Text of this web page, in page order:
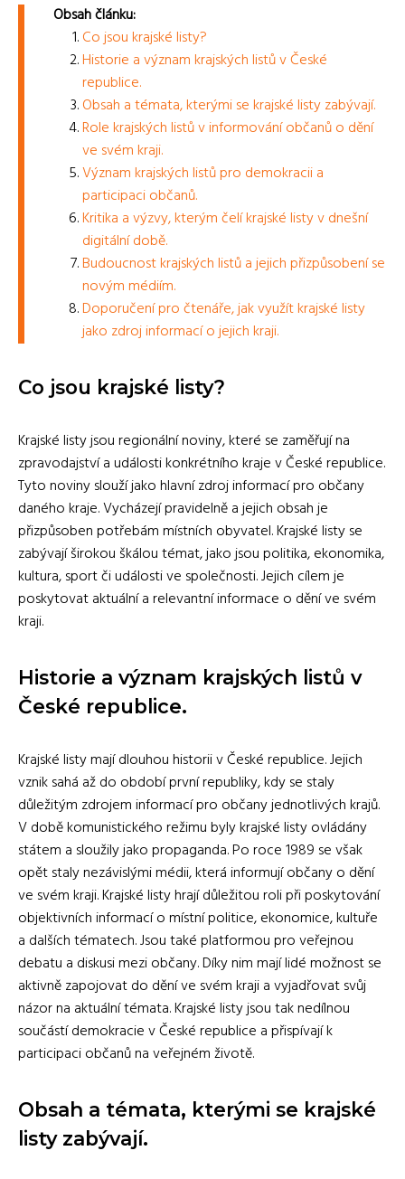
Obsah článku:
Co jsou krajské listy?
Historie a význam krajských listů v České
republice.
Obsah a témata, kterými se krajské listy zabývají.
Role krajských listů v informování občanů o dění
ve svém kraji.
Význam krajských listů pro demokracii a
participaci občanů.
Kritika a výzvy, kterým čelí krajské listy v dnešní
digitální době.
Budoucnost krajských listů a jejich přizpůsobení se
novým médiím.
Doporučení pro čtenáře, jak využít krajské listy
jako zdroj informací o jejich kraji.
Co jsou krajské listy?
Krajské listy jsou regionální noviny, které se zaměřují na
zpravodajství a události konkrétního kraje v České republice.
Tyto noviny slouží jako hlavní zdroj informací pro občany
daného kraje. Vycházejí pravidelně a jejich obsah je
přizpůsoben potřebám místních obyvatel. Krajské listy se
zabývají širokou škálou témat, jako jsou politika, ekonomika,
kultura, sport či události ve společnosti. Jejich cílem je
poskytovat aktuální a relevantní informace o dění ve svém
kraji.
Historie a význam krajských listů v
České republice.
Krajské listy mají dlouhou historii v České republice. Jejich
vznik sahá až do období první republiky, kdy se staly
důležitým zdrojem informací pro občany jednotlivých krajů.
V době komunistického režimu byly krajské listy ovládány
státem a sloužily jako propaganda. Po roce 1989 se však
opět staly nezávislými médii, která informují občany o dění
ve svém kraji. Krajské listy hrají důležitou roli při poskytování
objektivních informací o místní politice, ekonomice, kultuře
a dalších tématech. Jsou také platformou pro veřejnou
debatu a diskusi mezi občany. Díky nim mají lidé možnost se
aktivně zapojovat do dění ve svém kraji a vyjadřovat svůj
názor na aktuální témata. Krajské listy jsou tak nedílnou
součástí demokracie v České republice a přispívají k
participaci občanů na veřejném životě.
Obsah a témata, kterými se krajské
listy zabývají.